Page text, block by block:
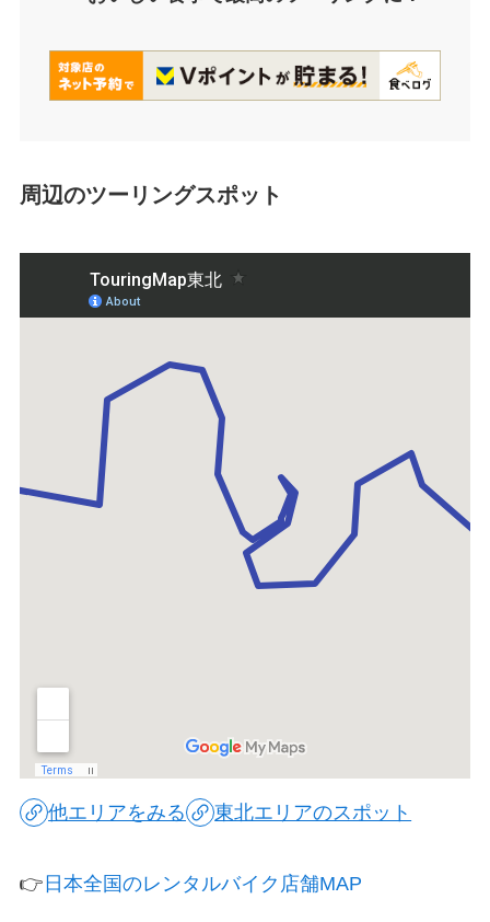
周辺のツーリングスポット
他エリアをみる 東北エリアのスポット
👉 日本全国のレンタルバイク店舗MAP